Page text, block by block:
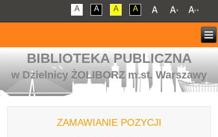
A A A A
BIBLIOTEKA PUBLICZNA
w Dzielnicy ŻOLIBORZ m.st. Warszawy
ZAMAWIANIE POZYCJI